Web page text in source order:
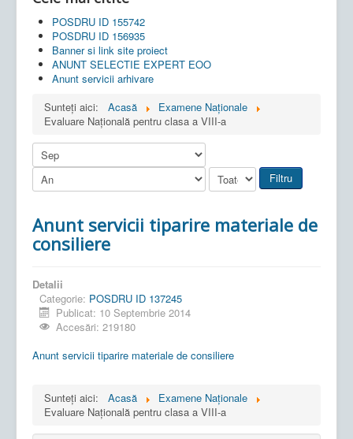
POSDRU ID 155742
POSDRU ID 156935
Banner si link site proiect
ANUNT SELECTIE EXPERT EOO
Anunt servicii arhivare
Sunteți aici:
Acasă
Examene Naționale
Evaluare Națională pentru clasa a VIII-a
Filtru
Anunt servicii tiparire materiale de
consiliere
Detalii
Categorie: POSDRU ID 137245
Publicat: 10 Septembrie 2014
Accesări: 219180
Anunt servicii tiparire materiale de consiliere
Sunteți aici: Acasă
Examene Naționale
Evaluare Națională pentru clasa a VIII-a